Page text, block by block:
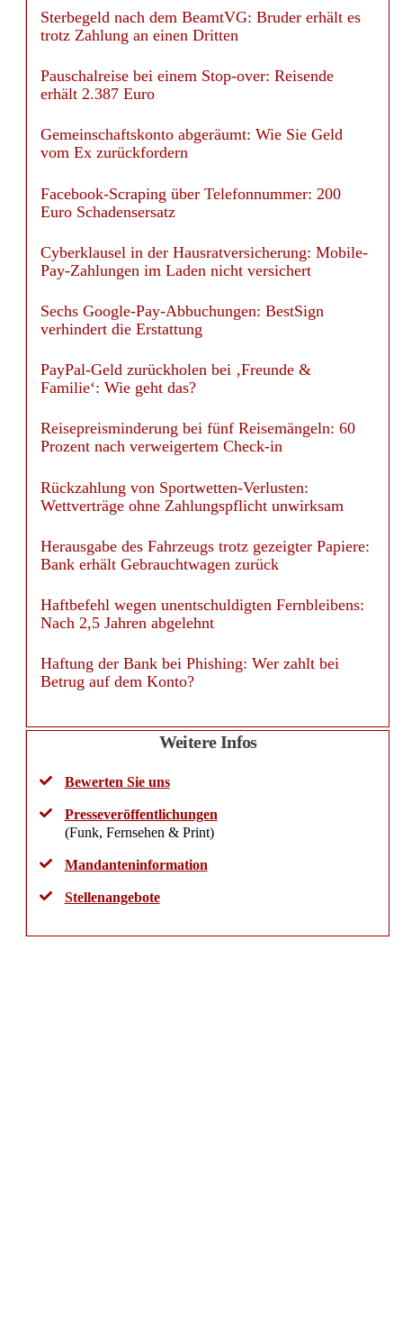
Sterbegeld nach dem BeamtVG: Bruder erhält es
trotz Zahlung an einen Dritten
Pauschalreise bei einem Stop-over: Reisende
erhält 2.387 Euro
Gemeinschaftskonto abgeräumt: Wie Sie Geld
vom Ex zurückfordern
Facebook-Scraping über Telefonnummer: 200
Euro Schadensersatz
Cyberklausel in der Hausratversicherung: Mobile-
Pay-Zahlungen im Laden nicht versichert
Sechs Google-Pay-Abbuchungen: BestSign
verhindert die Erstattung
PayPal-Geld zurückholen bei ‚Freunde &
Familie‘: Wie geht das?
Reisepreisminderung bei fünf Reisemängeln: 60
Prozent nach verweigertem Check-in
Rückzahlung von Sportwetten-Verlusten:
Wettverträge ohne Zahlungspflicht unwirksam
Herausgabe des Fahrzeugs trotz gezeigter Papiere:
Bank erhält Gebrauchtwagen zurück
Haftbefehl wegen unentschuldigten Fernbleibens:
Nach 2,5 Jahren abgelehnt
Haftung der Bank bei Phishing: Wer zahlt bei
Betrug auf dem Konto?
Weitere Infos
Bewerten Sie uns
Presseveröffentlichungen
(Funk, Fernsehen & Print)
Mandanteninformation
Stellenangebote